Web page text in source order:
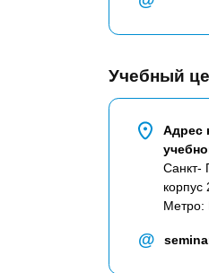
Учебный
Адрес
Санкт-
корпус
Метро:
@